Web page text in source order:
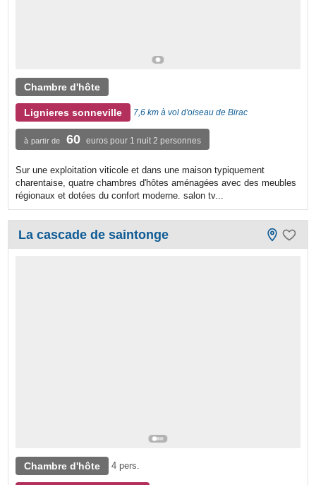
Chambre d'hôte
Lignieres sonneville 7,6 km à vol d'oiseau de Birac
à partir de 60 euros pour 1 nuit 2 personnes
Sur une exploitation viticole et dans une maison typiquement
charentaise, quatre chambres d'hôtes aménagées avec des meubles
régionaux et dotées du confort moderne. salon tv...
La cascade de saintonge
Chambre d'hôte 4 pers.